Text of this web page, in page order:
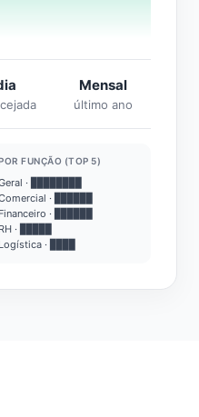
Mensal
último ano
FUNÇÃO (TOP 5)
· ████████
· ██████
Financeiro · ██████
RH · █████
Logística · ████